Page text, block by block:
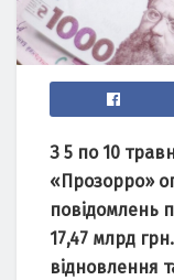
З 5 по 10
«Прозорро»
повідомлень
17,47 млрд
відновлення